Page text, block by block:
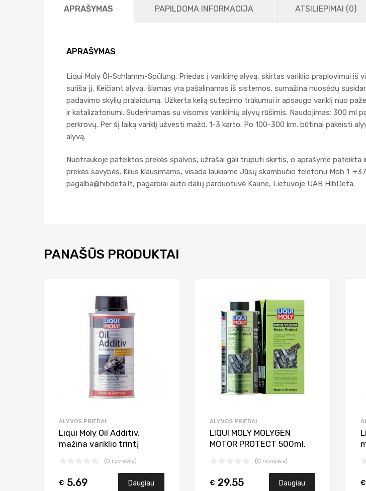
APRAŠYMAS PAPILDOMA INFORMACIJA ATSILIEPIMAI (0)
APRAŠYMAS
Liqui Moly Öl-Schlamm-Spülung. Priedas į variklinę alyvą, skirtas variklio praplovimui iš
suriša jį. Keičiant alyvą, šlamas yra pašalinamas iš sistemos, sumažina nuosėdų
padavimo skylių pralaidumą. Užkerta kelią sutepimo trūkumui ir apsaugo variklį nuo
ir katalizatoriumi. Suderinamas su visomis variklinių alyvų rūšimis. Naudojimas: 300 ml
perkrovų. Per šį laiką variklį užvesti mažd. 1-3 karto. Po 100-300 km. būtinai pakeisti
alyvą.
Nuotraukoje pateiktos prekės spalvos, užrašai gali truputi skirtis, o aprašyme
prekės savybės. Kilus klausimams, visada laukiame Jūsų skambučio telefonu Mob 1:
pagalba@hibdeta.lt, pagarbiai auto dalių parduotuvė Kaune, Lietuvoje UAB HibDeta.
PANAŠŪS PRODUKTAI
Add to Compare
ALYVOS PRIEDAI
Liqui Moly Oil Additiv,
mažina variklio trintį
(0 reviews)
€ 5.69 Daugiau
ALYVOS PRIEDAI
LIQUI MOLY MOLYGEN
MOTOR PROTECT 500ml.
(0 reviews)
€ 29.55 Daugiau €